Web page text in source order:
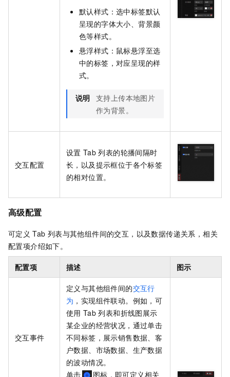
默认样式：选中标签默认
呈现的字体大小、背景颜
色等样式。
悬浮样式：鼠标悬浮至选
中的标签，对应呈现的样
式。
说明 支持上传本地图片
作为背景。
交互配置
设置 Tab 列表的轮播间隔时
长，以及提示框位于各个标签
的相对位置。
高级配置
可定义 Tab 列表与其他组件间的交互，以及数据传递关系，相关
配置项介绍如下。
配置项 描述 图示
交互事件
定义与其他组件间的交互行
为 ，实现组件联动。例如，可
使用 Tab 列表和折线图展示
某企业的经营状况，通过单击
不同标签，展示销售数据、客
户数据、市场数据、生产数据
的波动情况。
单击
图标，即可定义相关